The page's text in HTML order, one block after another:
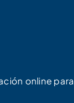
online para